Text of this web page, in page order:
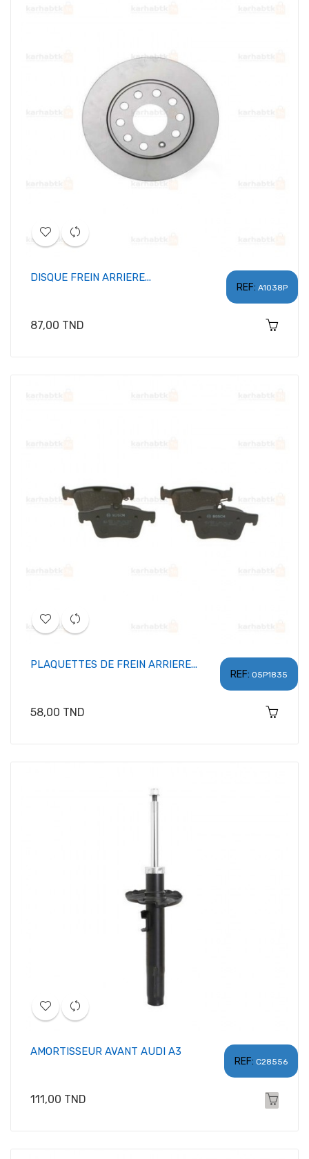
REF: A1038P
DISQUE FREIN ARRIERE...
Prix
87,00 TND
REF: 05P1835
PLAQUETTES DE FREIN ARRIERE...
Prix
58,00 TND
REF: C28556
AMORTISSEUR AVANT AUDI A3
Prix
111,00 TND